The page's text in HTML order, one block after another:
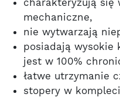
mechaniczne,
nie wytwarzają
posiadają wysokie
jest w 100%
łatwe utrzymanie
stopery w